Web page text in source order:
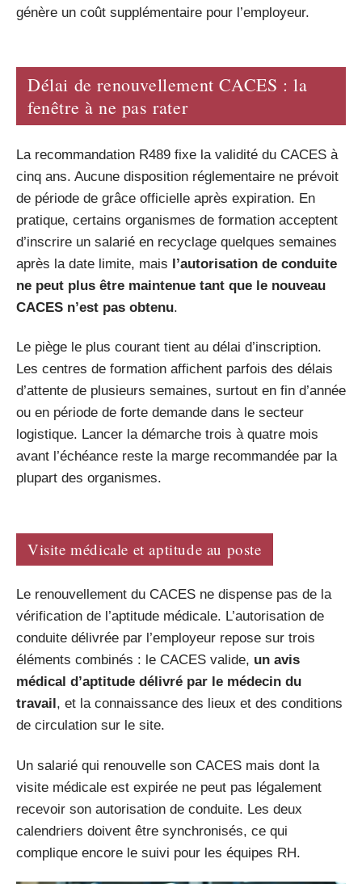
génère un coût supplémentaire pour l’employeur.
Délai de renouvellement CACES : la
fenêtre à ne pas rater
La recommandation R489 fixe la validité du CACES à
cinq ans. Aucune disposition réglementaire ne prévoit
de période de grâce officielle après expiration. En
pratique, certains organismes de formation acceptent
d’inscrire un salarié en recyclage quelques semaines
après la date limite, mais l’autorisation de conduite
ne peut plus être maintenue tant que le nouveau
CACES n’est pas obtenu.
Le piège le plus courant tient au délai d’inscription.
Les centres de formation affichent parfois des délais
d’attente de plusieurs semaines, surtout en fin d’année
ou en période de forte demande dans le secteur
logistique. Lancer la démarche trois à quatre mois
avant l’échéance reste la marge recommandée par la
plupart des organismes.
Visite médicale et aptitude au poste
Le renouvellement du CACES ne dispense pas de la
vérification de l’aptitude médicale. L’autorisation de
conduite délivrée par l’employeur repose sur trois
éléments combinés : le CACES valide, un avis
médical d’aptitude délivré par le médecin du
travail, et la connaissance des lieux et des conditions
de circulation sur le site.
Un salarié qui renouvelle son CACES mais dont la
visite médicale est expirée ne peut pas légalement
recevoir son autorisation de conduite. Les deux
calendriers doivent être synchronisés, ce qui
complique encore le suivi pour les équipes RH.